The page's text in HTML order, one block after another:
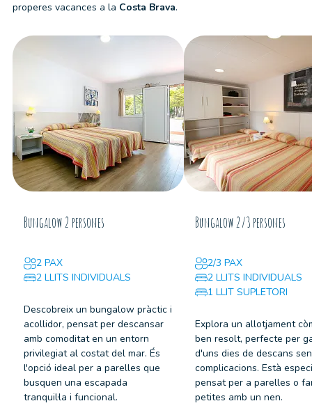
properes vacances a la Costa Brava.
Bungalow 2 persones
2 PAX
2 LLITS INDIVIDUALS
Descobreix un bungalow pràctic i
acollidor, pensat per descansar
amb comoditat en un entorn
privilegiat al costat del mar. És
l'opció ideal per a parelles que
busquen una escapada
tranquil·la i funcional.
Bungalow 2/3 persones
2/3 PAX
2 LLITS INDIVIDUALS
1 LLIT SUPLETORI
Explora un allotjament
ben resolt, perfecte per
d'uns dies de descans
complicacions. Està
pensat per a parelles o
petites amb un nen.